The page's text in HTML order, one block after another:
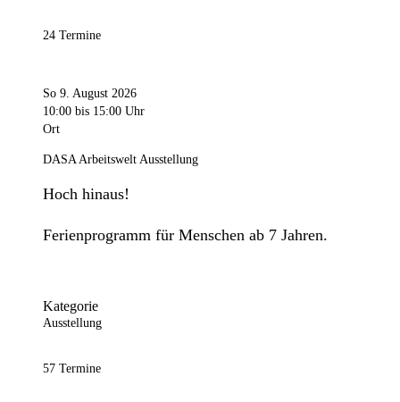
24 Termine
So 9. August 2026
10:00 bis 15:00 Uhr
Ort
DASA Arbeitswelt Ausstellung
Hoch hinaus!
Ferienprogramm für Menschen ab 7 Jahren.
Kategorie
Ausstellung
57 Termine